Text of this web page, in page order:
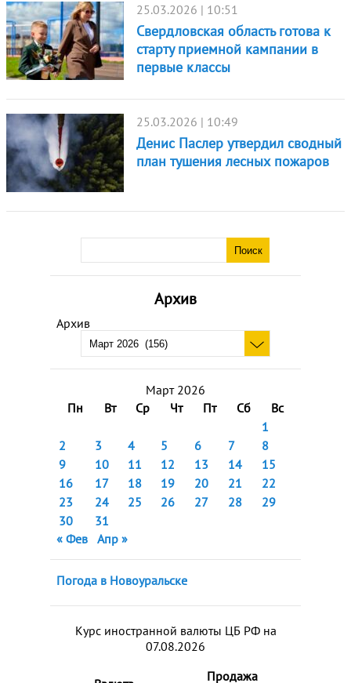
Архив
Архив
Март 2026
Пн
Вт Ср Чт Пт Сб
Вс
1
2
3 4 5 6 7
8
9
10 11 12 13 14
15
16
17 18 19 20 21
22
23
24 25 26 27 28
29
30
31
« Фев Апр »
Погода в Новоуральске
Курс иностранной валюты ЦБ РФ на
07.08.2026
Продажа
25.03.2026 | 10:51
Свердловская область готова к
старту приемной кампании в
первые классы
25.03.2026 | 10:49
Денис Паслер утвердил сводный
план тушения лесных пожаров